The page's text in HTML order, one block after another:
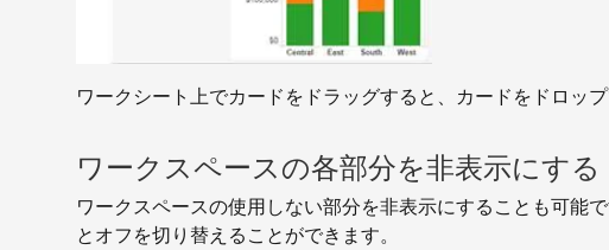
ワークシート上でカードをドラッグすると、カードをドロッ
ワークスペースの各部分を非表示にする
ワークスペースの使用しない部分を非表示にすることも可能
とオフを切り替えることができます。